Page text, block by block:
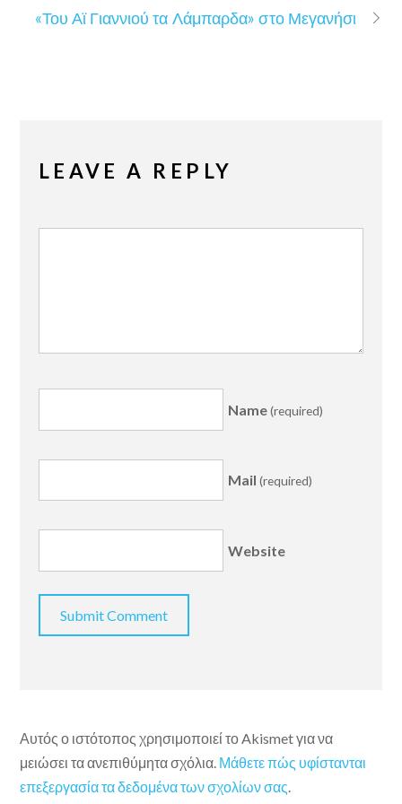
«Του Αϊ Γιαννιού τα Λάμπαρδα» στο Μεγανήσι
LEAVE A REPLY
Name(required)
Mail (required)
Website
Αυτός ο ιστότοπος χρησιμοποιεί το Akismet για να
μειώσει τα ανεπιθύμητα σχόλια. Μάθετε πώς υφίστανται
επεξεργασία τα δεδομένα των σχολίων σας